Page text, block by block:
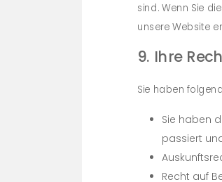
sind. Wenn Sie
unsere Website
9. Ihre
Sie haben
Sie haben
passiert
Recht auf